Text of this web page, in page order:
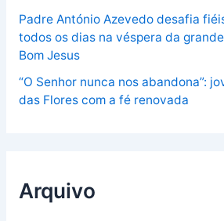
Padre António Azevedo desafia
todos os dias na véspera da
Bom Jesus
“O Senhor nunca nos abandona”:
das Flores com a fé renovada
Arquivo